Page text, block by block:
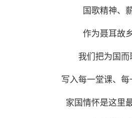
国歌精神、
作为聂耳故
我们把为国而
写入每一堂课、
家国情怀是这里